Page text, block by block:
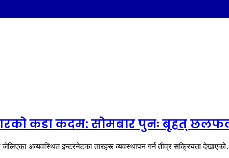
कडा कदम: सोमबार पुनः बृहत्
जेलिएका अव्यवस्थित इन्टरनेटका तारहरू व्यवस्थापन गर्न तीव्र सक्रियता